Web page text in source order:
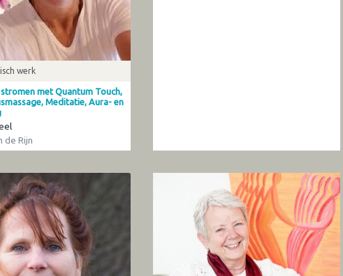
werk
met Quantum Touch,
Meditatie, Aura- en
de Rijn